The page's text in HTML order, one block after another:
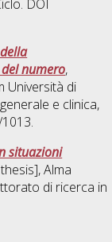
DOI
numero,
Università di
e clinica,
situazioni
Alma
di ricerca in